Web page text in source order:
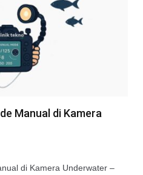
Manual di Kamera
di Kamera Underwater –